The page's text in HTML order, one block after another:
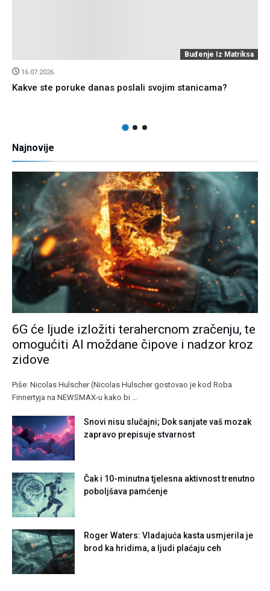
danas poslali svojim stanicama?
Paradoks
Najnovije
6G će ljude izložiti terahercnom zračenju, te
omogućiti AI moždane čipove i nadzor kroz
zidove
Piše: Nicolas Hulscher (Nicolas Hulscher gostovao je kod Roba
Finnertyja na NEWSMAX-u kako bi …
Snovi nisu slučajni; Dok sanjate vaš mozak
zapravo prepisuje stvarnost
Čak i 10-minutna tjelesna aktivnost trenutno
poboljšava pamćenje
Roger Waters: Vladajuća kasta usmjerila je
brod ka hridima, a ljudi plaćaju ceh